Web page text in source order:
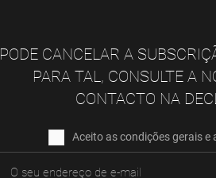
PODE CANCELAR A
PARA TAL, CONSULTE A
CONTACTO NA
Aceito as condições gerais